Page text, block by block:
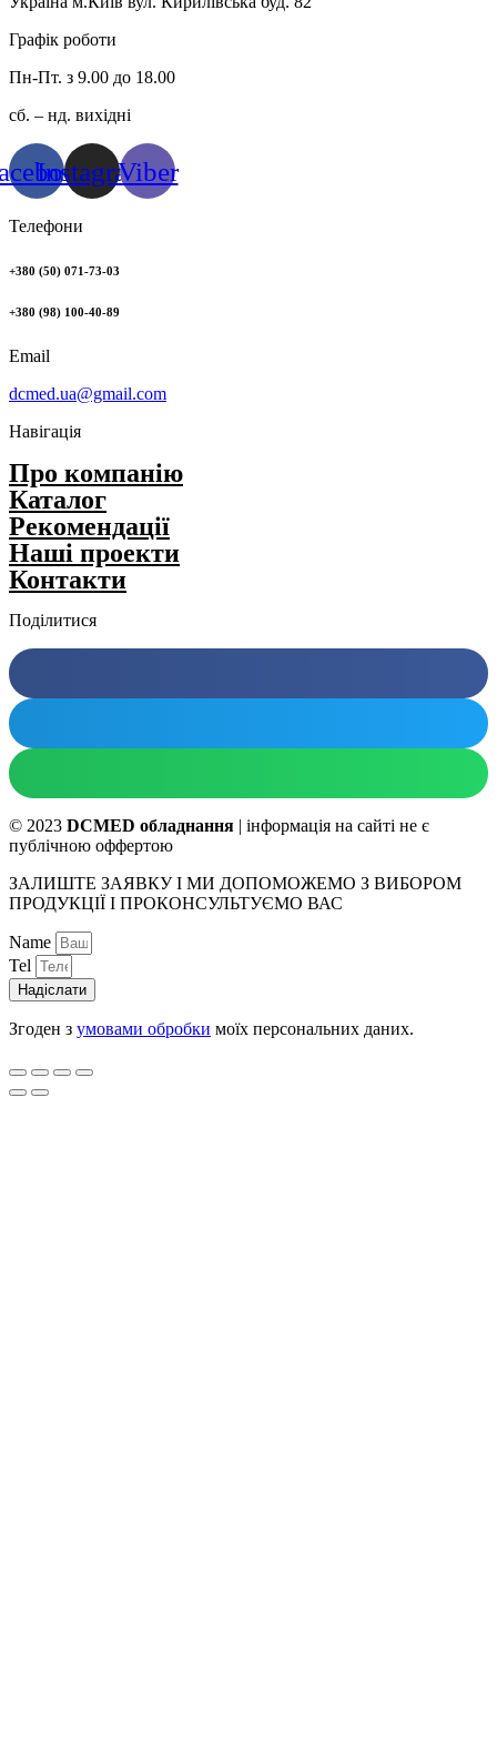
Графік роботи
Пн-Пт. з 9.00 до 18.00
сб. – нд. вихідні
InstagramViber
Телефони
+380 (50) 071-73-03
+380 (98) 100-40-89
Email
dcmed.ua@gmail.com
Навігація
Про компанію
Каталог
Рекомендації
Нашi проекти
Контакти
Поділитися
© 2023 DCMED обладнання | інформація на сайті не є
публічною оффертою
ЗАЛИШТЕ ЗАЯВКУ І МИ ДОПОМОЖЕМО З ВИБОРОМ
ПРОДУКЦІЇ І ПРОКОНСУЛЬТУЄМО ВАС
Name
Tel
Надіслати
Згоден з умовами обробки моїх персональних даних.